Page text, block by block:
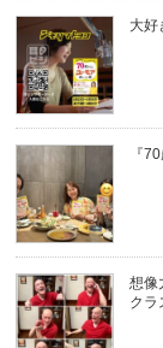
大好
『
想像
クラ